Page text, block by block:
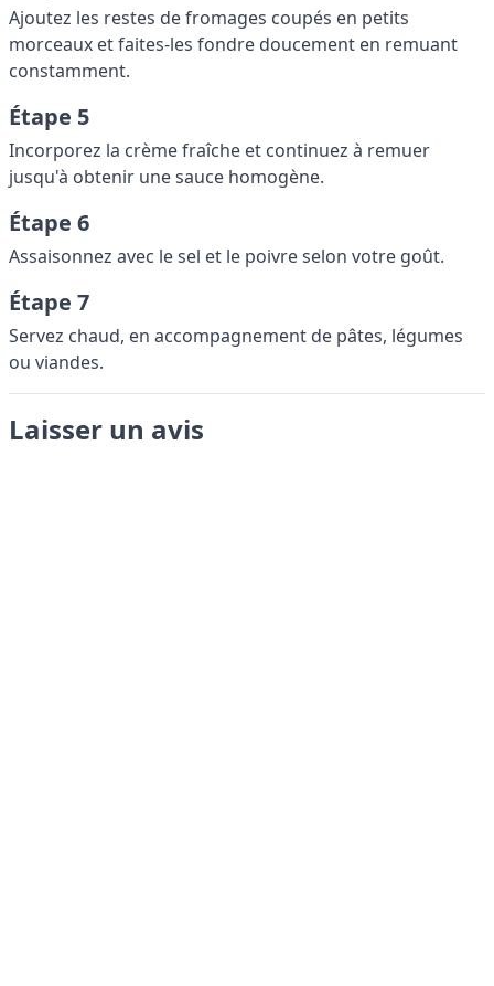
Ajoutez les restes de fromages coupés en petits
morceaux et faites-les fondre doucement en remuant
constamment.
Étape 5
Incorporez la crème fraîche et continuez à remuer
jusqu'à obtenir une sauce homogène.
Étape 6
Assaisonnez avec le sel et le poivre selon votre goût.
Étape 7
Servez chaud, en accompagnement de pâtes, légumes
ou viandes.
Laisser un avis